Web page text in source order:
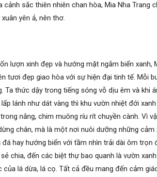
cảnh sắc thiên nhiên chan hòa, Mia Nha Trang
yên ả, nên thơ.
lượn xinh đẹp và hướng mặt ngắm biển xanh,
tươi đẹp giao hòa với sự hiện đại tinh tế. Mỗi
Ta thức dậy trong tiếng sóng vỗ dịu êm và khi
lánh như dát vàng thì khu vườn nhiệt đới
nắng, chim muông ríu rít chuyền cành. Vì
chân, mà là một nơi nuôi dưỡng những cảm
đá hay hướng biển với tầm nhìn trải dài ôm trọn
chia, đến các biệt thự bao quanh là vườn
của lá dừa, lá cọ. Tất cả đều mang đến cảm